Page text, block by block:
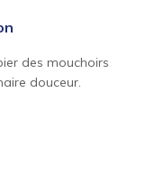
des mouchoirs
douceur.